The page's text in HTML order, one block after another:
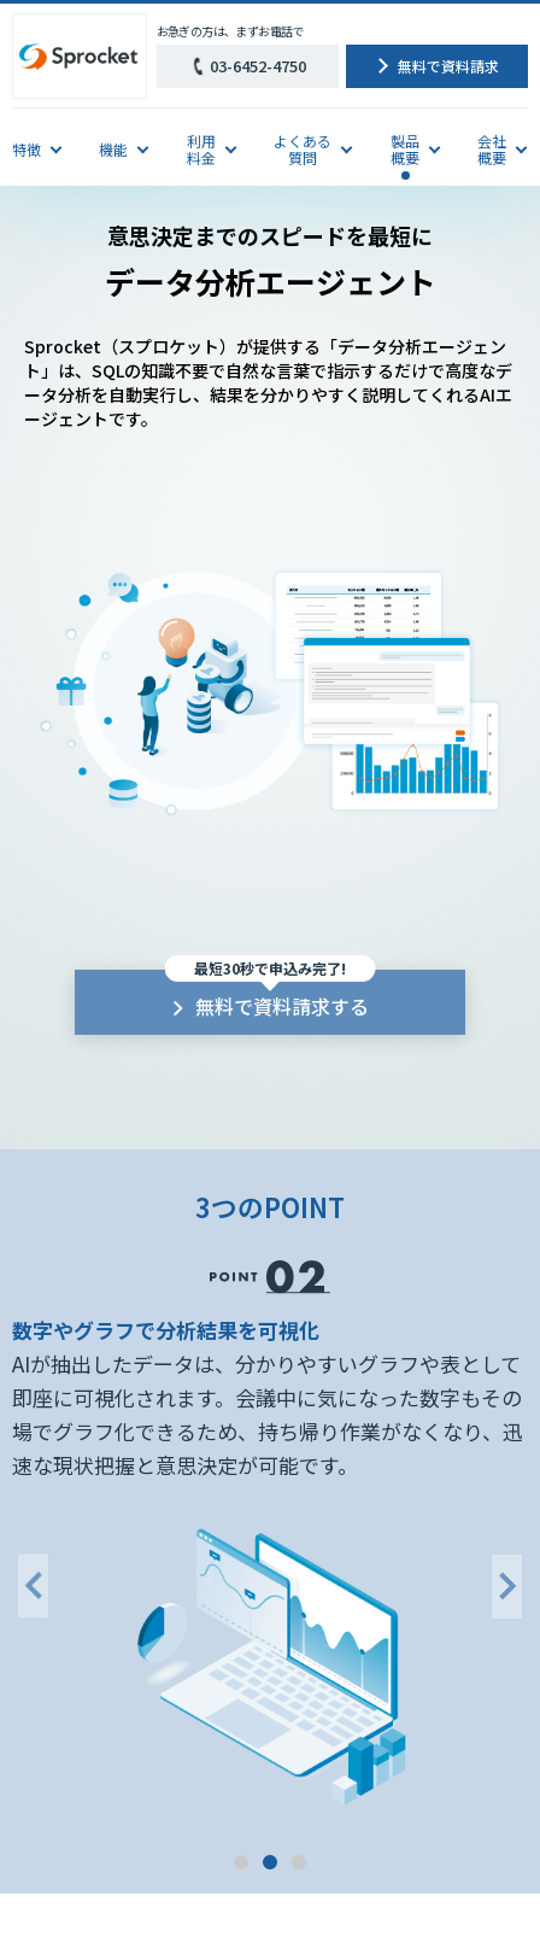
特徴 機能
利用
料金
よくある
質問
製品
概要
会社
概要
お急ぎの方は、まずお電話で
03-6452-4750 無料で資料請求
意思決定までのスピードを最短に
データ分析エージェント
Sprocket（スプロケット）が提供する「データ分析エージェン
ト」は、SQLの知識不要で自然な言葉で指示するだけで高度なデ
ータ分析を自動実行し、結果を分かりやすく説明してくれるAIエ
ージェントです。
最短30秒で申込み完了!
無料で資料請求する
3つのPOINT
数字やグラフで分析結果を可視化
AIが抽出したデータは、分かりやすいグラフや表として
即座に可視化されます。会議中に気になった数字もその
場でグラフ化できるため、持ち帰り作業がなくなり、迅
速な現状把握と意思決定が可能です。